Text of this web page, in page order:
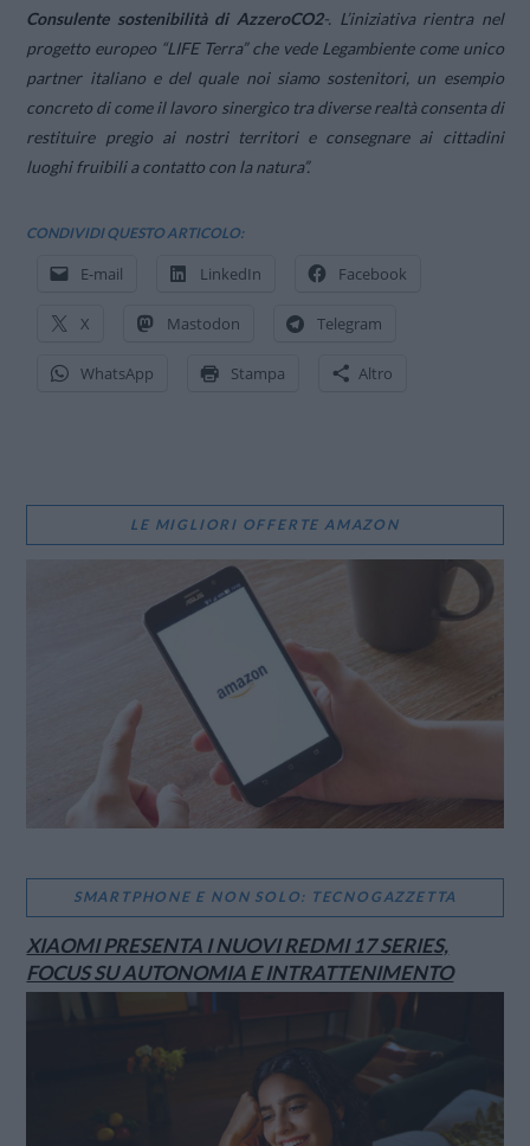
Consulente sostenibilità di AzzeroCO2-. L’iniziativa rientra nel
progetto europeo “LIFE Terra” che vede Legambiente come unico
partner italiano e del quale noi siamo sostenitori, un esempio
concreto di come il lavoro sinergico tra diverse realtà consenta di
restituire pregio ai nostri territori e consegnare ai cittadini
luoghi fruibili a contatto con la natura”.
CONDIVIDI QUESTO ARTICOLO:
E-mail LinkedIn Facebook
X Mastodon Telegram
WhatsApp Stampa Altro
LE MIGLIORI OFFERTE AMAZON
SMARTPHONE E NON SOLO: TECNOGAZZETTA
XIAOMI PRESENTA I NUOVI REDMI 17 SERIES,
FOCUS SU AUTONOMIA E INTRATTENIMENTO